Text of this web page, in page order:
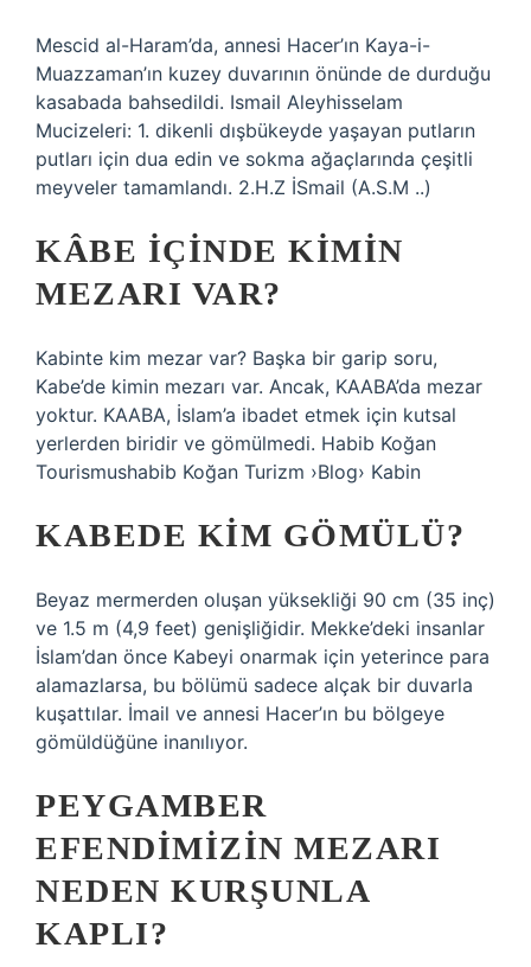
Mescid al-Haram’da, annesi Hacer’ın Kaya-i-
Muazzaman’ın kuzey duvarının önünde de durduğu
kasabada bahsedildi. Ismail Aleyhisselam
Mucizeleri: 1. dikenli dışbükeyde yaşayan putların
putları için dua edin ve sokma ağaçlarında çeşitli
meyveler tamamlandı. 2.H.Z İSmail (A.S.M ..)
KÂBE IÇINDE KIMIN
MEZARI VAR?
Kabinte kim mezar var? Başka bir garip soru,
Kabe’de kimin mezarı var. Ancak, KAABA’da mezar
yoktur. KAABA, İslam’a ibadet etmek için kutsal
yerlerden biridir ve gömülmedi. Habib Koğan
Tourismushabib Koğan Turizm ›Blog› Kabin
KABEDE KIM GÖMÜLÜ?
Beyaz mermerden oluşan yüksekliği 90 cm (35 inç)
ve 1.5 m (4,9 feet) genişliğidir. Mekke’deki insanlar
İslam’dan önce Kabeyi onarmak için yeterince para
alamazlarsa, bu bölümü sadece alçak bir duvarla
kuşattılar. İmail ve annesi Hacer’ın bu bölgeye
gömüldüğüne inanılıyor.
PEYGAMBER
EFENDIMIZIN MEZARI
NEDEN KURŞUNLA
KAPLI?